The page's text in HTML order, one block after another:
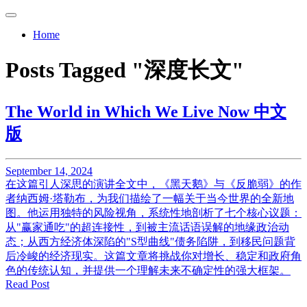
Home
Posts Tagged "深度长文"
The World in Which We Live Now 中文
版
September 14, 2024
在这篇引人深思的演讲全文中，《黑天鹅》与《反脆弱》的作
者纳西姆·塔勒布，为我们描绘了一幅关于当今世界的全新地
图。他运用独特的风险视角，系统性地剖析了七个核心议题：
从"赢家通吃"的超连接性，到被主流话语误解的地缘政治动
态；从西方经济体深陷的"S型曲线"债务陷阱，到移民问题背
后冷峻的经济现实。这篇文章将挑战你对增长、稳定和政府角
色的传统认知，并提供一个理解未来不确定性的强大框架。
Read Post